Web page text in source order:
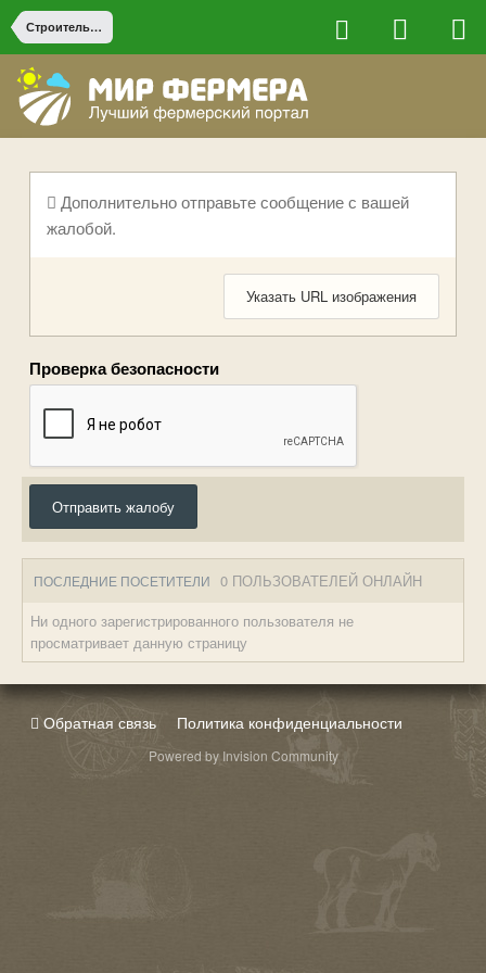
Строительство на ферме
Дополнительно отправьте сообщение с вашей
жалобой.
Указать URL изображения
Проверка безопасности
Отправить жалобу
ПОСЛЕДНИЕ ПОСЕТИТЕЛИ 0 ПОЛЬЗОВАТЕЛЕЙ ОНЛАЙН
Ни одного зарегистрированного пользователя не
просматривает данную страницу
Обратная связь Политика конфиденциальности
Powered by Invision Community